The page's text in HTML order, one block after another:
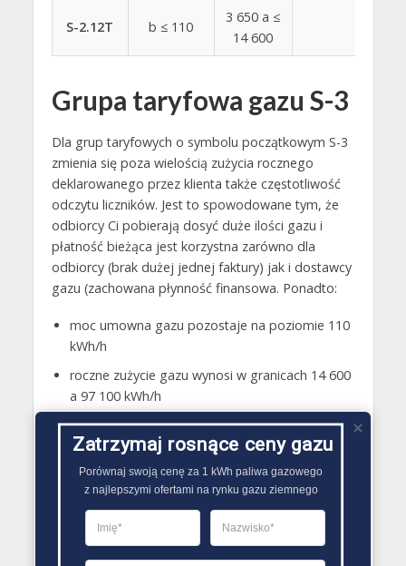
S-2.12T b ≤ 110
3 650 a ≤
14 600
Grupa taryfowa gazu S-3
Dla grup taryfowych o symbolu początkowym S-3
zmienia się poza wielością zużycia rocznego
deklarowanego przez klienta także częstotliwość
odczytu liczników. Jest to spowodowane tym, że
odbiorcy Ci pobierają dosyć duże ilości gazu i
płatność bieżąca jest korzystna zarówno dla
odbiorcy (brak dużej jednej faktury) jak i dostawcy
gazu (zachowana płynność finansowa. Ponadto:
moc umowna gazu pozostaje na poziomie 110
kWh/h
roczne zużycie gazu wynosi w granicach 14 600
a 97 100 kWh/h
ostatnia cyfra mówi nam o ilości okresów
rozliczeniowych w ciągu roku
Grupa
umowna
umowna
Zatrzymaj rosnące ceny gazu
Porównaj swoją cenę za 1 kWh paliwa gazowego
z najlepszymi ofertami na rynku gazu ziemnego